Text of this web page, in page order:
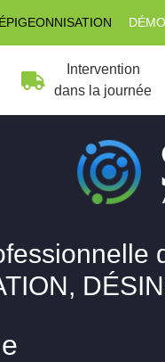
Intervention
dans la journée